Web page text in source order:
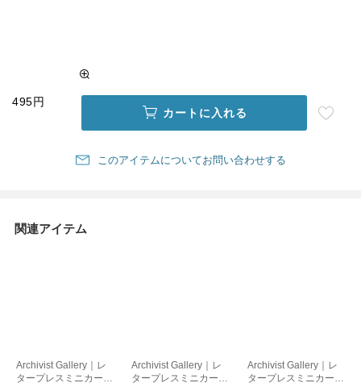
495円
カートに入れる
このアイテムについてお問い合わせする
関連アイテム
Archivist Gallery｜レ
タープレスミニカード
Archivist Gallery｜レ
タープレスミニカード
Archivist Gallery｜レ
タープレスミニカード